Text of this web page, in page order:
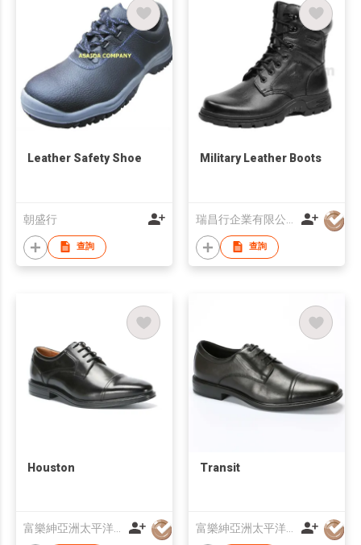
Leather Safety Shoe
朝盛行
查詢
Military Leather Boots
查詢
Houston
富樂紳亞洲太平洋有限公司
Transit
富樂紳亞洲太平洋有限公司